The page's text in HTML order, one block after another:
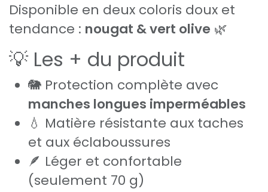
Disponible en deux coloris doux et
tendance : nougat & vert olive 🌿
💡 Les + du produit
🐘 Protection complète avec
manches longues imperméables
💧 Matière résistante aux taches
et aux éclaboussures
🪶 Léger et confortable
(seulement 70 g)